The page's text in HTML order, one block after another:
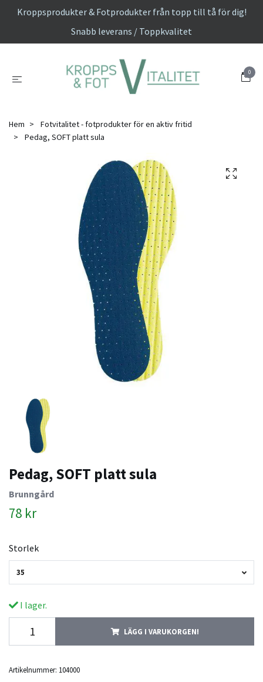
Kroppsprodukter & Fotprodukter från topp till tå för dig!
Snabb leverans / Toppkvalitet
0
Hem
Fotvitalitet - fotprodukter för en aktiv fritid
Pedag, SOFT platt sula
Pedag, SOFT platt sula
Brunngård
78 kr
Storlek
35
I lager.
LÄGG I VARUKORGEN!
Artikelnummer: 104000